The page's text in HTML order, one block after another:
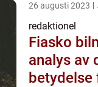
26 augusti 2023
redaktionel
Fiasko
analys av